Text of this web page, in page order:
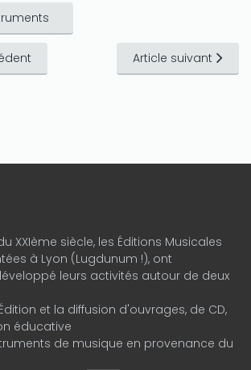
Article suivant
XXIème siècle, les Éditions Musicales
à Lyon (Lugdunum !), ont
leurs activités autour de deux
et la diffusion d'ouvrages, de CD,
éducative
de musique en provenance du